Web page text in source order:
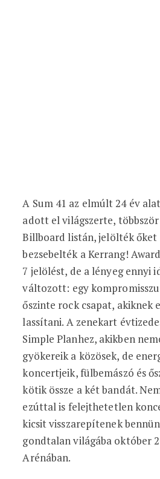
A Sum 41 az elmúlt 24 év
adott el világszerte,
Billboard listán, jelölték
bezsebelték a Kerrang!
7 jelölést, de a lényeg ennyi
változott: egy
őszinte rock csapat, akiknek
lassítani. A zenekart
Simple Planhez, akikben
gyökereik a közösek, de
koncertjeik, fülbemászó és
kötik össze a két bandát.
ezúttal is felejthetetlen
kicsit visszarepítenek
gondtalan világába október
Arénában.